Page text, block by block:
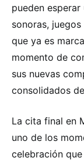
pueden
sonoras,
que ya es
momento de
sus nuevas
consolidados
La cita final en
uno de los
celebración